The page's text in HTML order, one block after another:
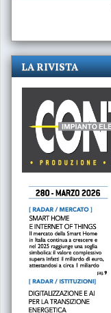
LA RIVISTA